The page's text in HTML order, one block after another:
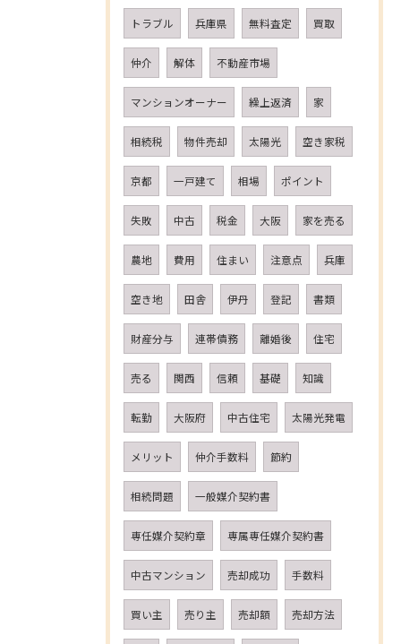
トラブル 兵庫県 無料査定 買取
仲介 解体 不動産市場
マンションオーナー 繰上返済 家
相続税 物件売却 太陽光 空き家税
京都 一戸建て 相場 ポイント
失敗 中古 税金 大阪 家を売る
農地 費用 住まい 注意点 兵庫
空き地 田舎 伊丹 登記 書類
財産分与 連帯債務 離婚後 住宅
売る 関西 信頼 基礎 知識
転勤 大阪府 中古住宅 太陽光発電
メリット 仲介手数料 節約
相続問題 一般媒介契約書
専任媒介契約章 専属専任媒介契約書
中古マンション 売却成功 手数料
買い主 売り主 売却額 売却方法